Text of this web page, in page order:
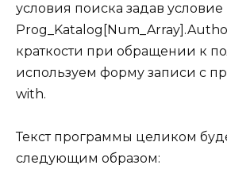
условия поиска задав условие
краткости при обращении к
используем форму записи с
with.
Текст программы целиком
следующим образом: